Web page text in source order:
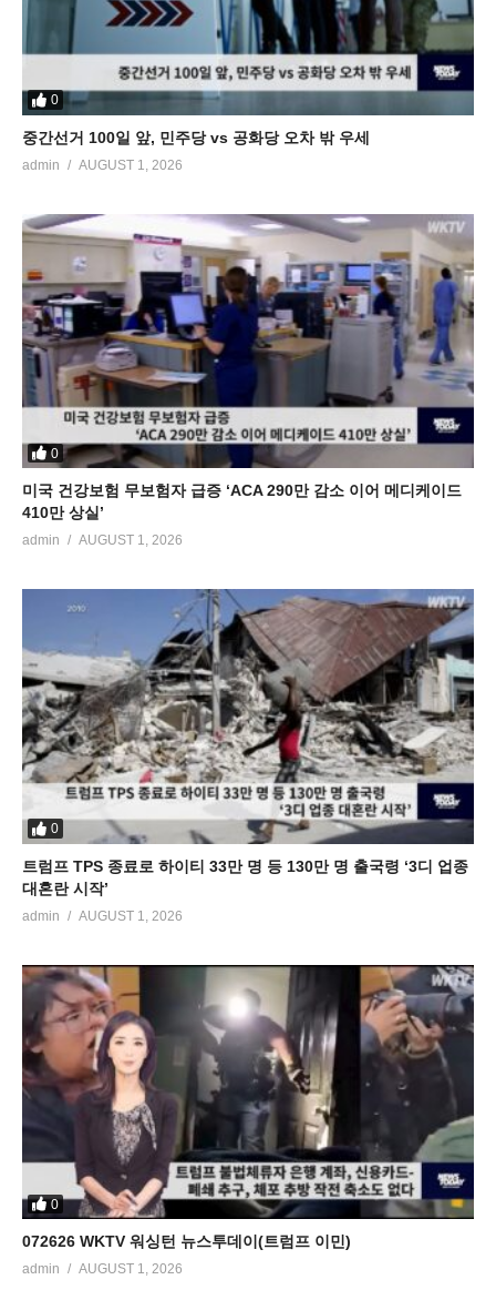
0
중간선거 100일 앞, 민주당 vs 공화당 오차 밖 우세
admin AUGUST 1, 2026
0
미국 건강보험 무보험자 급증 ‘ACA 290만 감소 이어 메디케이드
410만 상실’
admin AUGUST 1, 2026
0
트럼프 TPS 종료로 하이티 33만 명 등 130만 명 출국령 ‘3디 업종
대혼란 시작’
admin AUGUST 1, 2026
0
072626 WKTV 워싱턴 뉴스투데이(트럼프 이민)
admin AUGUST 1, 2026